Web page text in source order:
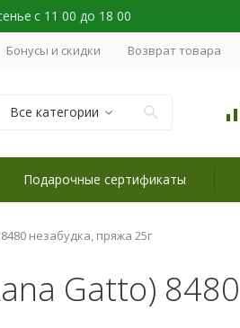
с 11 00 до 18 00
Бонусы и скидки Возврат товара
Все категории
Подарочные сертификаты
незабудка, пряжа 25г
Gatto)